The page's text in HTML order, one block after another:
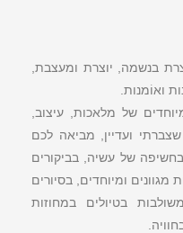
בנשמה, יוצרת ומעצבת,
ואוֹמנות.
של מלאכות, עיצוב,
ועדיין, מביאה לכם
של עשיה, בביקורים
ומיוחדים, בסיורים
בטיולים במחוזות